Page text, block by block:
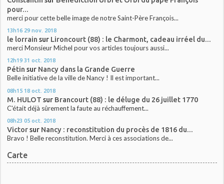
pour...
merci pour cette belle image de notre Saint-Père François...
13h16 29 nov. 2018
le lorrain sur Lironcourt (88) : le Charmont, cadeau irréel du...
merci Monsieur Michel pour vos articles toujours aussi...
12h19 31 oct. 2018
Pétin sur Nancy dans la Grande Guerre
Belle initiative de la ville de Nancy ! Il est important...
08h15 18 oct. 2018
M. HULOT sur Brancourt (88) : le déluge du 26 juillet 1770
C'était déjà sûrement la faute au réchauffement...
08h23 05 oct. 2018
Victorsur Nancy : reconstitution du procès de 1816 du...
Bravo ! Belle reconstitution. Merci à ces associations de...
Carte